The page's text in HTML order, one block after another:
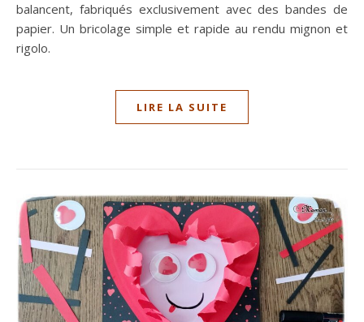
balancent, fabriqués exclusivement avec des bandes de
papier. Un bricolage simple et rapide au rendu mignon et
rigolo.
LIRE LA SUITE